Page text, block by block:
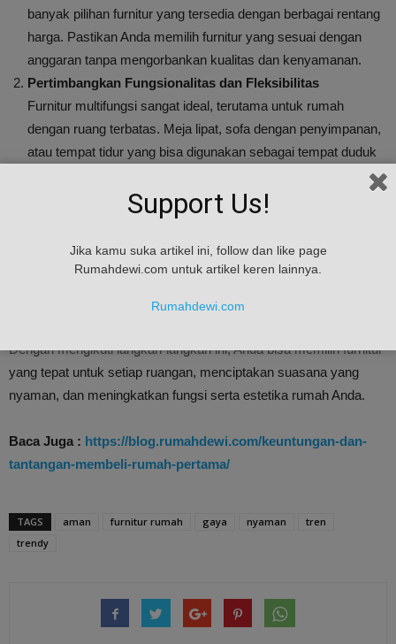
banyak pilihan furnitur yang tersedia dengan berbagai rentang
harga. Pastikan Anda memilih furnitur yang sesuai dengan
anggaran tanpa mengorbankan kualitas dan kenyamanan.
Pertimbangkan Fungsionalitas dan Fleksibilitas
Furnitur multifungsi sangat ideal, terutama untuk rumah
dengan ruang terbatas. Meja lipat, sofa dengan penyimpanan,
atau tempat tidur yang bisa digunakan sebagai tempat duduk
Pilih Furnitur dengan Daya Tahan
Pilih furnitur yang tahan lama dan mudah dipelihara, terutama
untuk barang-barang yang sering digunakan, seperti meja
makan, kursi, atau lemari. Furnitur yang berkualitas baik akan
Dengan mengikuti langkah-langkah ini, Anda bisa memilih furnitur
yang tepat untuk setiap ruangan, menciptakan suasana yang
nyaman, dan meningkatkan fungsi serta estetika rumah Anda.
Baca Juga : https://blog.rumahdewi.com/keuntungan-dan-
tantangan-membeli-rumah-pertama/
TAGS aman furnitur rumah gaya nyaman
tren
trendy
Support Us!
Jika kamu suka artikel ini, follow dan like page
Rumahdewi.com untuk artikel keren lainnya.
Rumahdewi.com